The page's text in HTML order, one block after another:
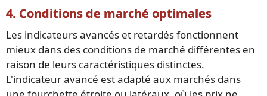
4. Conditions de marché optimales
Les indicateurs avancés et retardés fonctionnent
mieux dans des conditions de marché différentes en
raison de leurs caractéristiques distinctes.
L'indicateur avancé est adapté aux marchés dans